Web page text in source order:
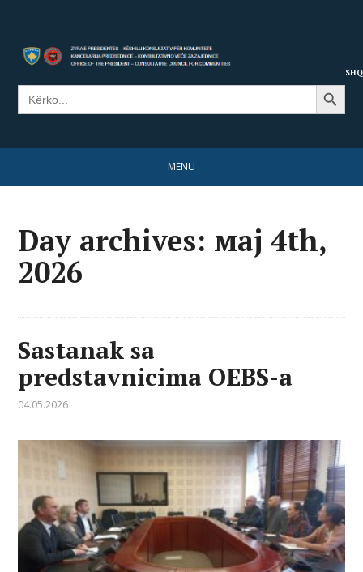
Search
for:
Search Button
MENU
Day archives: мај 4th,
2026
Sastanak sa
predstavnicima OEBS-a
04.05.2026